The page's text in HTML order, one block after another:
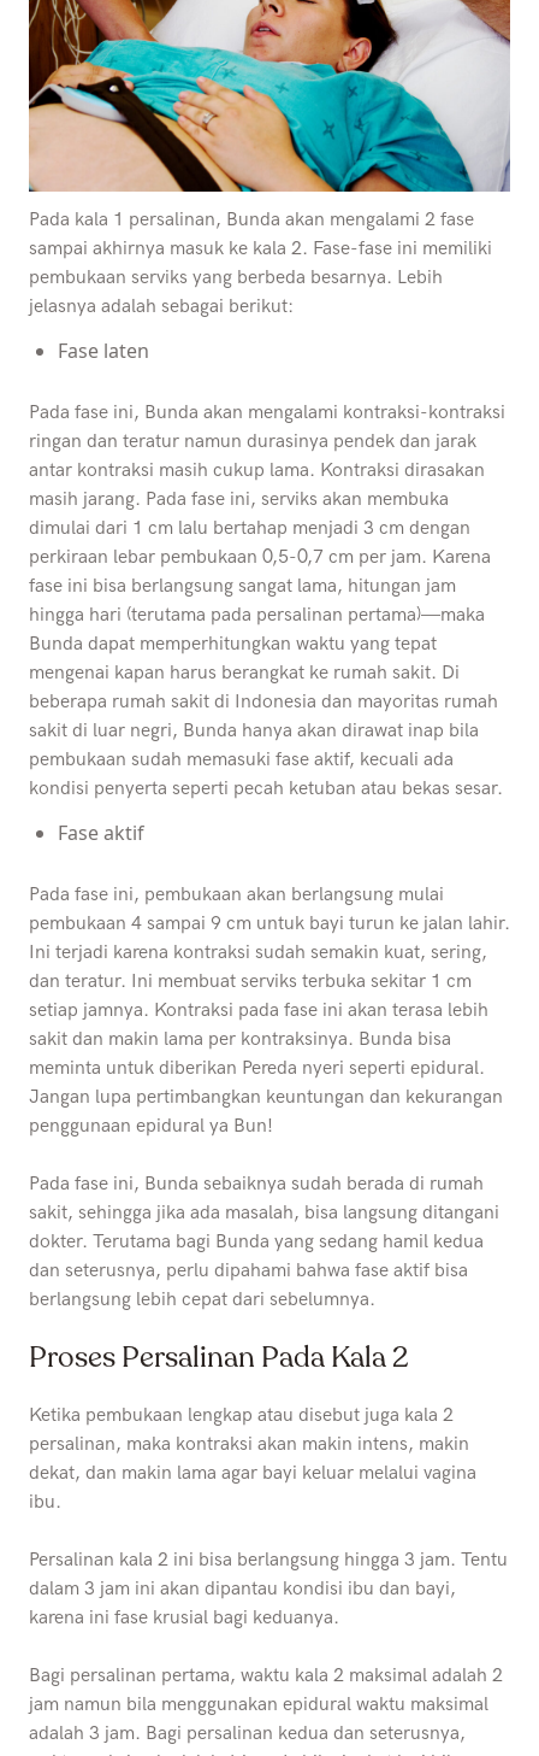
Pada kala 1 persalinan, Bunda akan mengalami 2 fase
sampai akhirnya masuk ke kala 2. Fase-fase ini memiliki
pembukaan serviks yang berbeda besarnya. Lebih
jelasnya adalah sebagai berikut:
Fase laten
Pada fase ini, Bunda akan mengalami kontraksi-kontraksi
ringan dan teratur namun durasinya pendek dan jarak
antar kontraksi masih cukup lama. Kontraksi dirasakan
masih jarang. Pada fase ini, serviks akan membuka
dimulai dari 1 cm lalu bertahap menjadi 3 cm dengan
perkiraan lebar pembukaan 0,5-0,7 cm per jam. Karena
fase ini bisa berlangsung sangat lama, hitungan jam
hingga hari (terutama pada persalinan pertama)—maka
Bunda dapat memperhitungkan waktu yang tepat
mengenai kapan harus berangkat ke rumah sakit. Di
beberapa rumah sakit di Indonesia dan mayoritas rumah
sakit di luar negri, Bunda hanya akan dirawat inap bila
pembukaan sudah memasuki fase aktif, kecuali ada
kondisi penyerta seperti pecah ketuban atau bekas sesar.
Fase aktif
Pada fase ini, pembukaan akan berlangsung mulai
pembukaan 4 sampai 9 cm untuk bayi turun ke jalan lahir.
Ini terjadi karena kontraksi sudah semakin kuat, sering,
dan teratur. Ini membuat serviks terbuka sekitar 1 cm
setiap jamnya. Kontraksi pada fase ini akan terasa lebih
sakit dan makin lama per kontraksinya. Bunda bisa
meminta untuk diberikan Pereda nyeri seperti epidural.
Jangan lupa pertimbangkan keuntungan dan kekurangan
penggunaan epidural ya Bun!
Pada fase ini, Bunda sebaiknya sudah berada di rumah
sakit, sehingga jika ada masalah, bisa langsung ditangani
dokter. Terutama bagi Bunda yang sedang hamil kedua
dan seterusnya, perlu dipahami bahwa fase aktif bisa
berlangsung lebih cepat dari sebelumnya.
Proses Persalinan Pada Kala 2
Ketika pembukaan lengkap atau disebut juga kala 2
persalinan, maka kontraksi akan makin intens, makin
dekat, dan makin lama agar bayi keluar melalui vagina
ibu.
Persalinan kala 2 ini bisa berlangsung hingga 3 jam. Tentu
dalam 3 jam ini akan dipantau kondisi ibu dan bayi,
karena ini fase krusial bagi keduanya.
Bagi persalinan pertama, waktu kala 2 maksimal adalah 2
jam namun bila menggunakan epidural waktu maksimal
adalah 3 jam. Bagi persalinan kedua dan seterusnya,